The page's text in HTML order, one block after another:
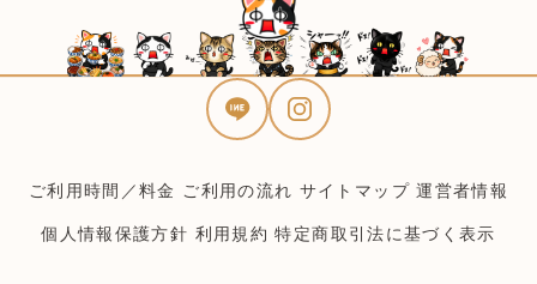
ご利用時間／料金 ご利用の流れ サイトマップ 運営者情報
個人情報保護方針 利用規約 特定商取引法に基づく表示